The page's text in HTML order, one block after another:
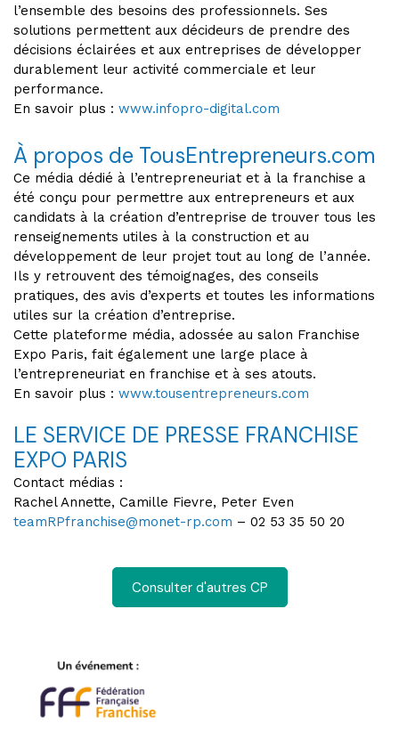
l’ensemble des besoins des professionnels. Ses
solutions permettent aux décideurs de prendre des
décisions éclairées et aux entreprises de développer
durablement leur activité commerciale et leur
performance.
En savoir plus : www.infopro-digital.com
À propos de TousEntrepreneurs.com
Ce média dédié à l’entrepreneuriat et à la franchise a
été conçu pour permettre aux entrepreneurs et aux
candidats à la création d’entreprise de trouver tous les
renseignements utiles à la construction et au
développement de leur projet tout au long de l’année.
Ils y retrouvent des témoignages, des conseils
pratiques, des avis d’experts et toutes les informations
utiles sur la création d’entreprise.
Cette plateforme média, adossée au salon Franchise
Expo Paris, fait également une large place à
l’entrepreneuriat en franchise et à ses atouts.
En savoir plus : www.tousentrepreneurs.com
LE SERVICE DE PRESSE FRANCHISE
EXPO PARIS
Contact médias :
Rachel Annette, Camille Fievre, Peter Even
teamRPfranchise@monet-rp.com – 02 53 35 50 20
Consulter d'autres CP